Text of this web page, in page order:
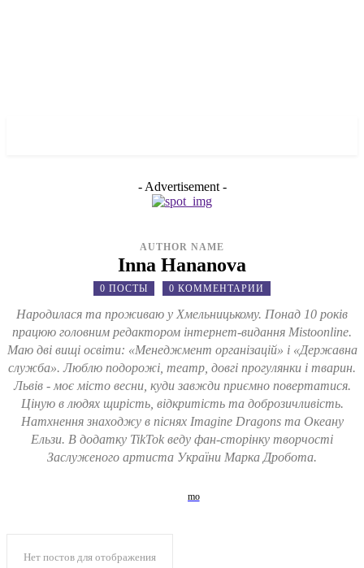
- Advertisement -
AUTHOR NAME
Inna Hananova
0 ПОСТЫ 0 КОММЕНТАРИИ
Народилася та проживаю у Хмельницькому. Понад 10 років
працюю головним редактором інтернет-видання Mistoonline.
Маю дві вищі освіти: «Менеджмент організацій» і «Державна
служба». Люблю подорожі, театр, довгі прогулянки і тварин.
Львів - моє місто весни, куди завжди приємно повертатися.
Ціную в людях щирість, відкритість та доброзичливість.
Натхнення знаходжу в піснях Imagine Dragons та Океану
Ельзи. В додатку TikTok веду фан-сторінку творчості
Заслуженого артиста України Марка Дробота.
Нет постов для отображения